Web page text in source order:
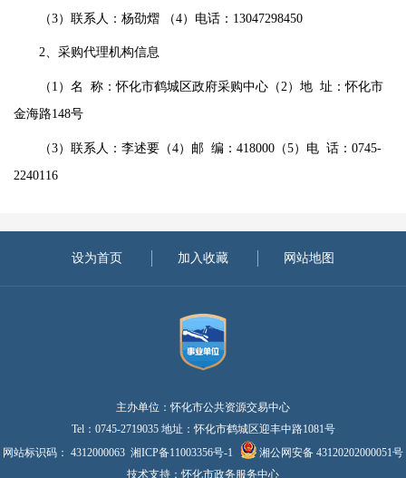
（3）联系人：杨劭熠 （4）电话：13047298450
2、采购代理机构信息
（ 1）名 称：怀化市鹤城区政府采购中心（2）地 址：怀化市
金海路148号
（3）联系人：李述要（4）邮 编：418000（5）电 话：0745-
2240116
设为首页 加入收藏 网站地图
主办单位：怀化市公共资源交易中心
Tel：0745-2719035 地址：怀化市鹤城区迎丰中路1081号
网站标识码： 4312000063 湘ICP备11003356号-1
湘公网安备 43120202000051号
技术支持：怀化市政务服务中心